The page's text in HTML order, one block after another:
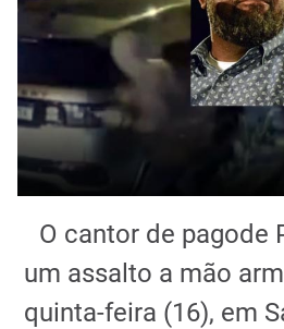
O cantor de pagode
um assalto a mão
quinta-feira (16), em